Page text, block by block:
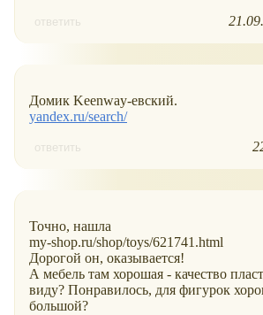
ответить
Домик Keenway-евский.
yandex.ru/search/
ответить
Точно, нашла
my-shop.ru/shop/toys/621741.html
Дорогой он, оказывается!
А мебель там хорошая - качество
виду? Понравилось, для фигурок
большой?